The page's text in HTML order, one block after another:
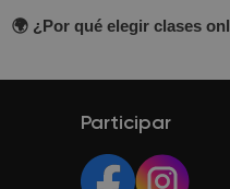
reseñas, experiencia y
(está indicado debajo
por hora.
Las clases suelen
🌍 ¿Por qué elegir clases
profesores.Participar